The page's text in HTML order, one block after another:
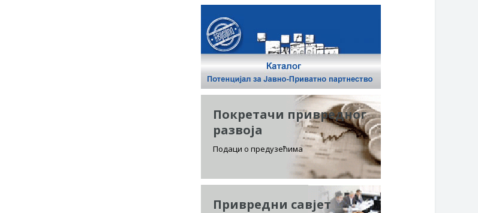
Покретачи привредног
развоја
Подаци о предузећима
Привредни савјет